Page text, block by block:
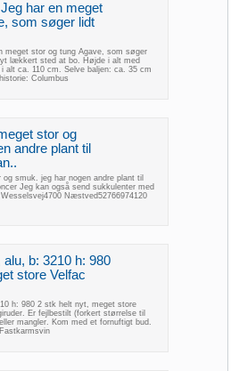
har en meget
som søger lidt
meget stor og tung Agave, som søger
lækkert sted at bo. Højde i alt med
alt ca. 110 cm. Selve baljen: ca. 35 cm
Columbus
stor og
andre plant til
smuk. jeg har nogen andre plant til
Jeg kan også send sukkulenter med
Næstved52766974120
b: 3210 h: 980
store Velfac
h: 980 2 stk helt nyt, meget store
Er fejlbestilt (forkert størrelse til
mangler. Kom med et fornuftigt bud.